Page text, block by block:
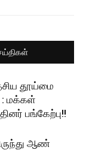
தூய்மை
: மக்கள்
பங்கேற்பு!!
ஆண்